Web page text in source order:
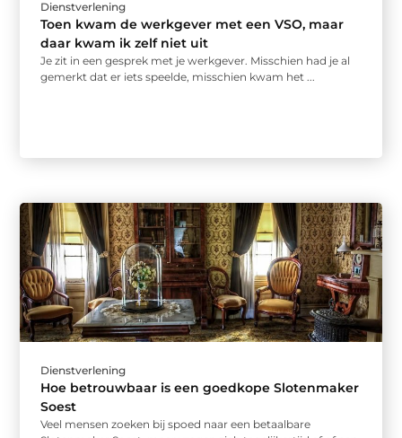
Dienstverlening
Toen kwam de werkgever met een VSO, maar
daar kwam ik zelf niet uit
Je zit in een gesprek met je werkgever. Misschien had je al
gemerkt dat er iets speelde, misschien kwam het ...
Dienstverlening
Hoe betrouwbaar is een goedkope Slotenmaker
Soest
Veel mensen zoeken bij spoed naar een betaalbare